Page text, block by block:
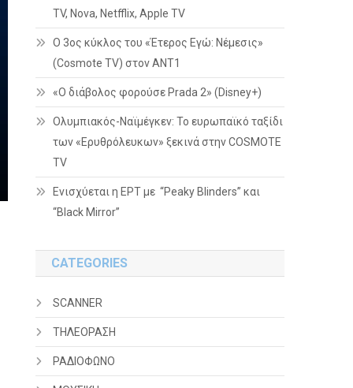
TV, Nova, Netfflix, Apple TV
Ο 3ος κύκλος του «Έτερος Εγώ: Νέμεσις»
(Cosmote TV) στον ΑΝΤ1
«Ο διάβολος φορούσε Prada 2» (Disney+)
Ολυμπιακός-Ναϊμέγκεν: Το ευρωπαϊκό ταξίδι
των «Ερυθρόλευκων» ξεκινά στην COSMOTE
TV
Ενισχύεται η ΕΡΤ με “Peaky Blinders” και
“Black Mirror”
CATEGORIES
SCANNER
ΤΗΛΕΟΡΑΣΗ
ΡΑΔΙΟΦΩΝΟ